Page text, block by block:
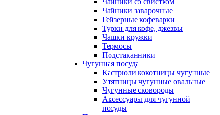
Чайники со свистком
Чайники заварочные
Гейзерные кофеварки
Турки для кофе, джезвы
Чашки кружки
Термосы
Подстаканники
Чугунная посуда
Кастрюли кокотницы чугунные
Утятницы чугунные овальные
Чугунные сковороды
Аксессуары для чугунной
посуды